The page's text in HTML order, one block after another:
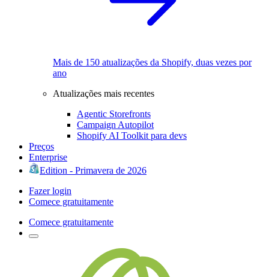
Mais de 150 atualizações da Shopify, duas vezes por
ano
Atualizações mais recentes
Agentic Storefronts
Campaign Autopilot
Shopify AI Toolkit para devs
Preços
Enterprise
Edition - Primavera de 2026
Fazer login
Comece gratuitamente
Comece gratuitamente